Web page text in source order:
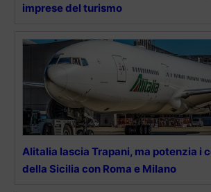
imprese del turismo
Alitalia lascia Trapani, ma potenzia i
della Sicilia con Roma e Milano